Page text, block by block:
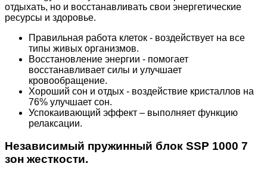
отдыхать, но и восстанавливать свои энергетические
ресурсы и здоровье.
Правильная работа клеток - воздействует на все
типы живых организмов.
Восстановление энергии - помогает
восстанавливает силы и улучшает
кровообращение.
Хороший сон и отдых - воздействие кристаллов на
76% улучшает сон.
Успокаивающий эффект – выполняет функцию
релаксации.
Независимый пружинный блок SSP 1000 7
зон жесткости.